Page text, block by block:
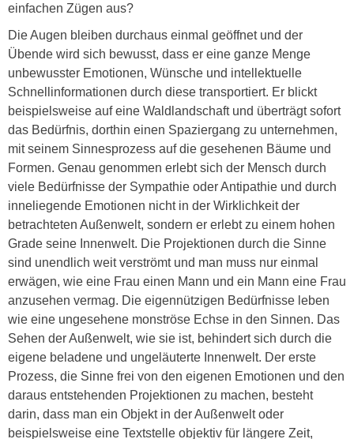
einfachen Zügen aus?
Die Augen bleiben durchaus einmal geöffnet und der
Übende wird sich bewusst, dass er eine ganze Menge
unbewusster Emotionen, Wünsche und intellektuelle
Schnellinformationen durch diese transportiert. Er blickt
beispielsweise auf eine Waldlandschaft und überträgt sofort
das Bedürfnis, dorthin einen Spaziergang zu unternehmen,
mit seinem Sinnesprozess auf die gesehenen Bäume und
Formen. Genau genommen erlebt sich der Mensch durch
viele Bedürfnisse der Sympathie oder Antipathie und durch
inneliegende Emotionen nicht in der Wirklichkeit der
betrachteten Außenwelt, sondern er erlebt zu einem hohen
Grade seine Innenwelt. Die Projektionen durch die Sinne
sind unendlich weit verströmt und man muss nur einmal
erwägen, wie eine Frau einen Mann und ein Mann eine Frau
anzusehen vermag. Die eigennützigen Bedürfnisse leben
wie eine ungesehene monströse Echse in den Sinnen. Das
Sehen der Außenwelt, wie sie ist, behindert sich durch die
eigene beladene und ungeläuterte Innenwelt. Der erste
Prozess, die Sinne frei von den eigenen Emotionen und den
daraus entstehenden Projektionen zu machen, besteht
darin, dass man ein Objekt in der Außenwelt oder
beispielsweise eine Textstelle objektiv für längere Zeit,